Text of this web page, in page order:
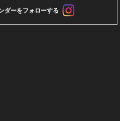
ダーをフォローする